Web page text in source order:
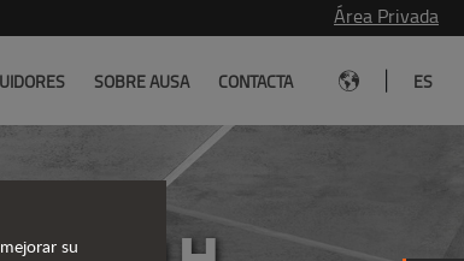
Área Privada
SOBRE AUSA CONTACTA ES
su